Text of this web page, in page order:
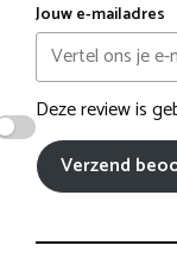
Jouw e-mailadres
Deze review is
Verzend